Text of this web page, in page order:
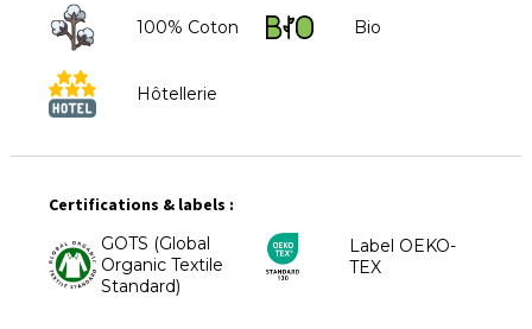
100% Coton Bio
Hôtellerie
Certifications & labels :
GOTS (Global
Organic Textile
Standard)
Label OEKO-
TEX